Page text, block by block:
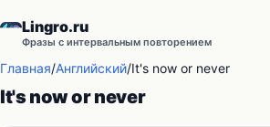
Lingro.ru
Фразы с интервальным повторением
Главная/Английский/It's now or never
It's now or never